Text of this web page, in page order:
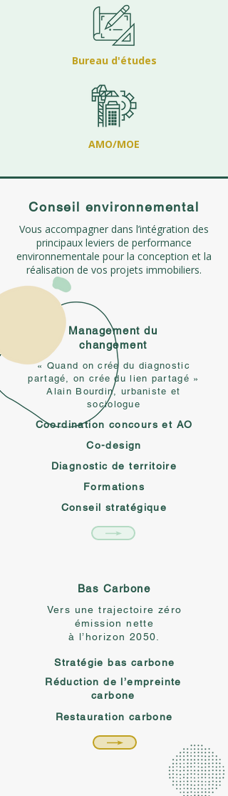
Bureau d'études
AMO/MOE
Conseil environnemental
Vous accompagner dans l’intégration des
principaux leviers de performance
environnementale pour la conception et la
réalisation de vos projets immobiliers.
Management du
changement
« Quand on crée du diagnostic
partagé, on crée du lien partagé »
Alain Bourdin, urbaniste et
sociologue
Coordination concours et AO
Co-design
Diagnostic de territoire
Formations
Conseil stratégique
Bas Carbone
Vers une trajectoire zéro
émission nette
à l’horizon 2050.
Stratégie bas carbone
Réduction de l’empreinte
carbone
Restauration carbone